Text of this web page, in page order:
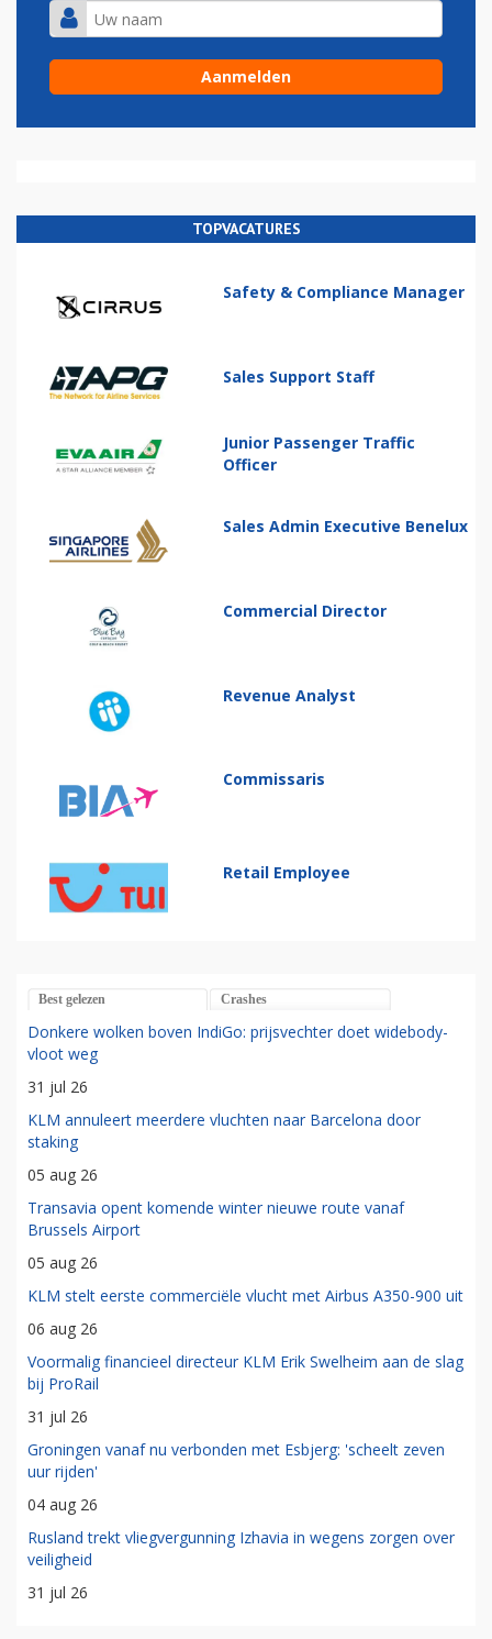
TOPVACATURES
Safety & Compliance Manager
Sales Support Staff
Junior Passenger Traffic
Officer
Sales Admin Executive Benelux
Commercial Director
Revenue Analyst
Commissaris
Retail Employee
Best gelezen Crashes
Donkere wolken boven IndiGo: prijsvechter doet widebody-
vloot weg
31 jul 26
KLM annuleert meerdere vluchten naar Barcelona door
staking
05 aug 26
Transavia opent komende winter nieuwe route vanaf
Brussels Airport
05 aug 26
KLM stelt eerste commerciële vlucht met Airbus A350-900 uit
06 aug 26
Voormalig financieel directeur KLM Erik Swelheim aan de slag
bij ProRail
31 jul 26
Groningen vanaf nu verbonden met Esbjerg: 'scheelt zeven
uur rijden'
04 aug 26
Rusland trekt vliegvergunning Izhavia in wegens zorgen over
veiligheid
31 jul 26